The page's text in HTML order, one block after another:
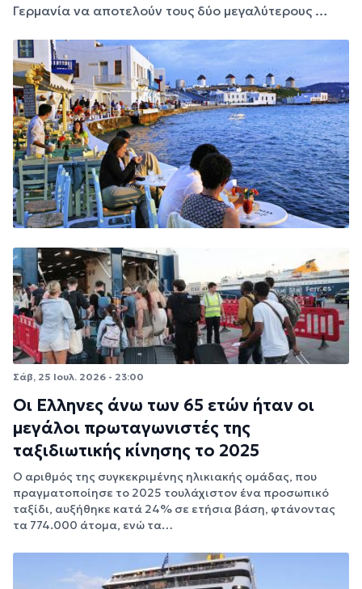
Γερμανία να αποτελούν τους δύο μεγαλύτερους …
Σάβ, 25 Ιουλ. 2026 - 23:00
Οι Ελληνες άνω των 65 ετών ήταν οι
μεγάλοι πρωταγωνιστές της
ταξιδιωτικής κίνησης το 2025
Ο αριθμός της συγκεκριμένης ηλικιακής ομάδας, που
πραγματοποίησε το 2025 τουλάχιστον ένα προσωπικό
ταξίδι, αυξήθηκε κατά 24% σε ετήσια βάση, φτάνοντας
τα 774.000 άτομα, ενώ τα…